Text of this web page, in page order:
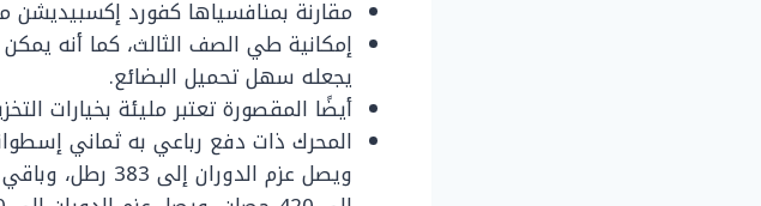
مقارنة بمنافسياها كفورد
إمكانية طي الصف الثالث، كما أنه
يجعله سهل تحميل البضائع.
أيضًا المقصورة تعتبر مليئة بخيارات